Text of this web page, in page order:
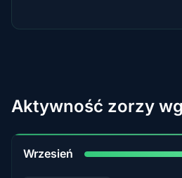
Aktywność zorzy
Wrzesień